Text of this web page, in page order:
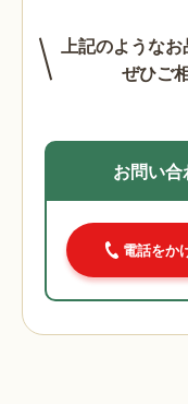
上記のようなお
ぜひご
お問い
電話をか